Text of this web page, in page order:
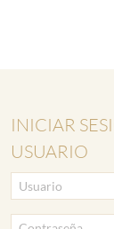
INICIAR
USUARIO